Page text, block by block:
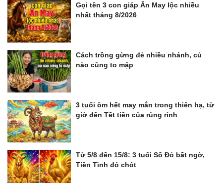
Gọi tên 3 con giáp Ăn May lộc nhiều
nhất tháng 8/2026
Cách trồng gừng đẻ nhiều nhánh, củ
nào cũng to mập
3 tuổi ôm hết may mắn trong thiên hạ, từ
giờ đến Tết tiền của rủng rỉnh
Từ 5/8 đến 15/8: 3 tuổi Số Đỏ bất ngờ,
Tiền Tình đỏ chót